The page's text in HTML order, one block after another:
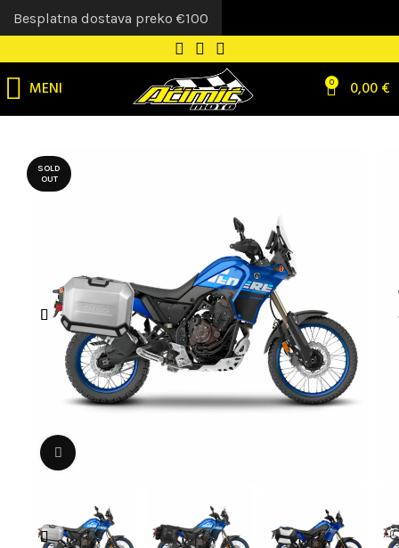
MENI 0 0,00€
SOLD
OUT
Besplatna dostava preko €100